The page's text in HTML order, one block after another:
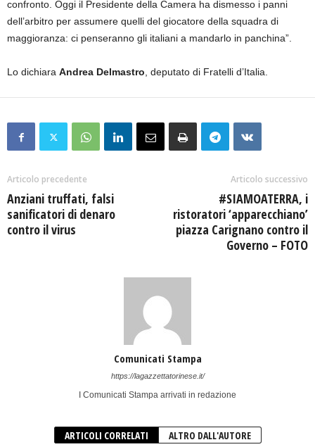
confronto. Oggi il Presidente della Camera ha dismesso i panni
dell’arbitro per assumere quelli del giocatore della squadra di
maggioranza: ci penseranno gli italiani a mandarlo in panchina”.
Lo dichiara Andrea Delmastro, deputato di Fratelli d’Italia.
Articolo precedente
Anziani truffati, falsi
sanificatori di denaro
contro il virus
Articolo successivo
#SIAMOATERRA, i
ristoratori ‘apparecchiano’
piazza Carignano contro il
Governo – FOTO
Comunicati Stampa
https://lagazzettatorinese.it/
I Comunicati Stampa arrivati in redazione
ARTICOLI CORRELATI ALTRO DALL'AUTORE